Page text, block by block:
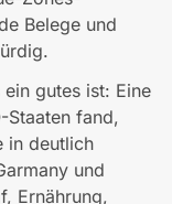
Belege und
gutes ist: Eine
Staaten fand,
in deutlich
und
Ernährung,